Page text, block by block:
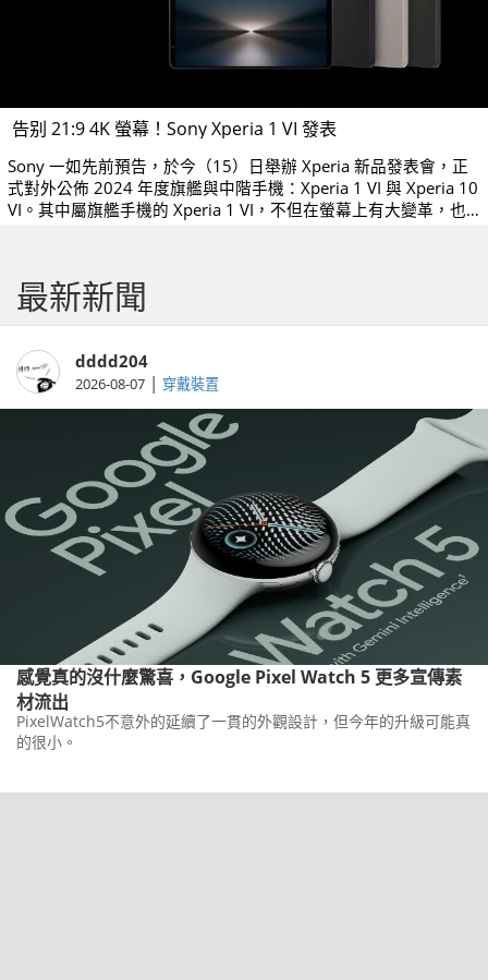
告别 21:9 4K 螢幕！Sony Xperia 1 VI 發表
Sony 一如先前預告，於今（15）日舉辦 Xperia 新品發表會，正
式對外公佈 2024 年度旗艦與中階手機：Xperia 1 VI 與 Xperia 10
VI。其中屬旗艦手機的 Xperia 1 VI，不但在螢幕上有大變革，也
最新新聞
dddd204
2026-08-07 | 穿戴裝置
感覺真的沒什麼驚喜，Google Pixel Watch 5 更多宣傳素
材流出
PixelWatch5不意外的延續了一貫的外觀設計，但今年的升級可能真
的很小。